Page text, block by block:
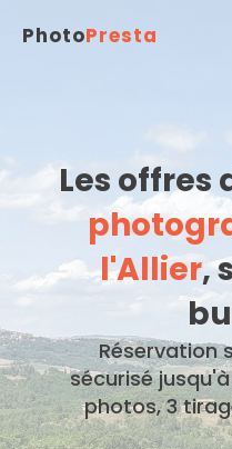
PhotoPresta
Les offres
l'Allier,
Réservation
sécurisé
photos, 3